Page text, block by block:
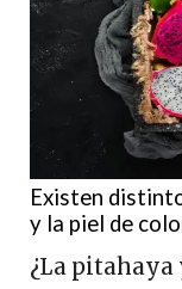
Existen
y la piel de
¿La